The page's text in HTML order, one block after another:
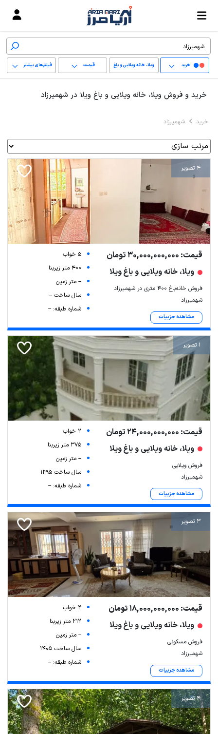
خرید ویلا، خانه ویلایی و باغ
ویلا
قیمت فیلترهای بیشتر
خرید و فروش ویلا، خانه ویلایی و باغ ویلا در شهمیرزاد
خرید شهمیرزاد
4 تصویر
قیمت: 30,000,000,000 تومان
ویلا، خانه ویلایی و باغ ویلا
فروش خانه‌باغ ۴۰۰ متری در شهمیرزاد
شهمیرزاد
مشاهده جزییات
5 خواب
400 متر زیربنا
-- متر زمین
سال ساخت --
شماره طبقه: --
1 تصویر
قیمت: 24,000,000,000 تومان
ویلا، خانه ویلایی و باغ ویلا
فروش ویلایی
شهمیرزاد
مشاهده جزییات
2 خواب
375 متر زیربنا
-- متر زمین
سال ساخت 1395
شماره طبقه: --
3 تصویر
قیمت: 18,000,000,000 تومان
ویلا، خانه ویلایی و باغ ویلا
فروش مسکونی
شهمیرزاد
مشاهده جزییات
2 خواب
212 متر زیربنا
-- متر زمین
سال ساخت 1405
شماره طبقه: --
4 تصویر